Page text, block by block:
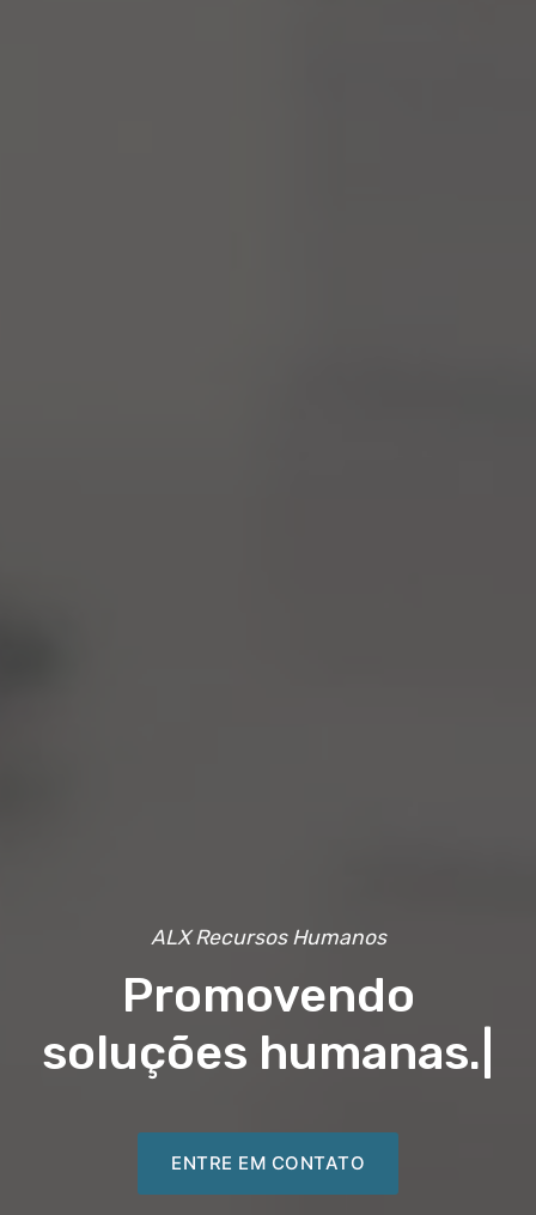
ALX Recursos Humanos
Promovendo
soluções humanas.
ENTRE EM CONTATO